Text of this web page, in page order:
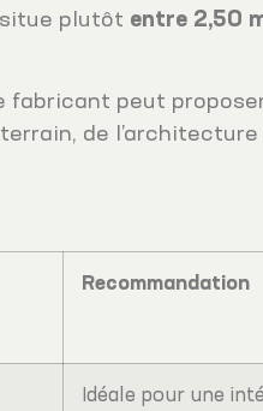
situe plutôt entre 2,50
fabricant peut
de
Recommandation
Idéale pour une